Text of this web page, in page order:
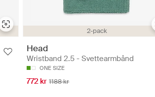
2-pack
Head
Wristband 2.5 - Svettearmbånd
ONE SIZE
772 kr 1188 kr